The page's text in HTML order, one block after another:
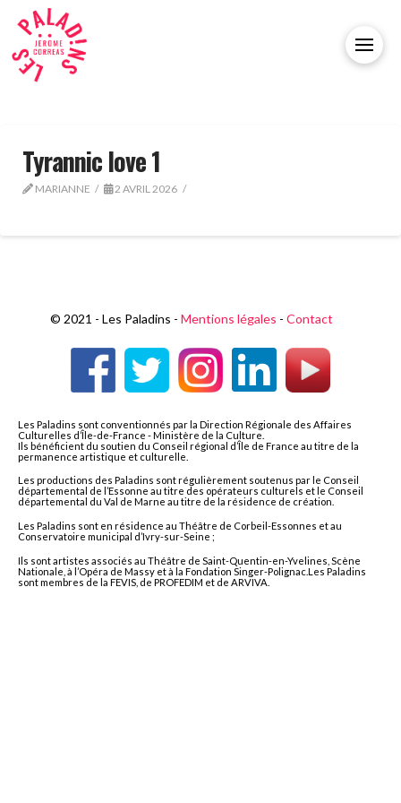
Tyrannic love 1
MARIANNE 2 AVRIL 2026
© 2021 - Les Paladins - Mentions légales - Contact
Les Paladins sont conventionnés par la Direction Régionale des Affaires
Culturelles d’Île-de-France - Ministère de la Culture.
Ils bénéficient du soutien du Conseil régional d’Île de France au titre de la
permanence artistique et culturelle.
Les productions des Paladins sont régulièrement soutenus par le Conseil
départemental de l’Essonne au titre des opérateurs culturels et le Conseil
départemental du Val de Marne au titre de la résidence de création.
Les Paladins sont en résidence au Théâtre de Corbeil-Essonnes et au
Conservatoire municipal d’Ivry-sur-Seine ;
Ils sont artistes associés au Théâtre de Saint-Quentin-en-Yvelines, Scène
Nationale, à l’Opéra de Massy et à la Fondation Singer-Polignac.Les Paladins
sont membres de la FEVIS, de PROFEDIM et de ARVIVA.